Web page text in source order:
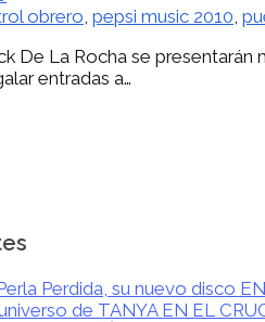
obrero,pepsi music 2010,
De La Rocha se presentarán
entradas a…
Perdida, su nuevo disco
de TANYA EN EL